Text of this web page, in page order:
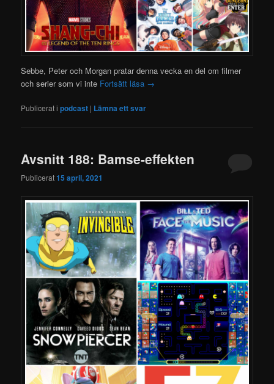
Sebbe, Peter och Morgan pratar denna vecka en del om filmer
och serier som vi inte Fortsätt läsa →
Publicerat i podcast | Lämna ett svar
Avsnitt 188: Bamse-effekten
Publicerat15 april, 2021